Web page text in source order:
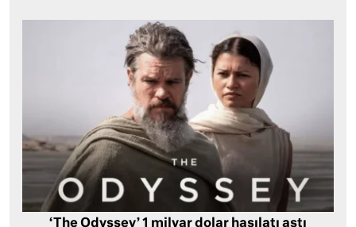
‘The Odyssey’ 1 milyar dolar hasılatı aştı